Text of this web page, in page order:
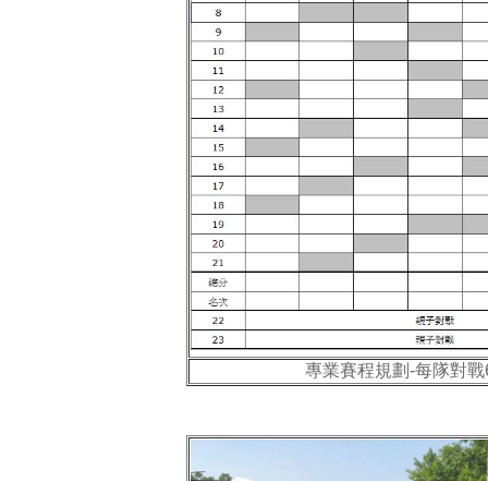
專業賽程規劃-每隊對